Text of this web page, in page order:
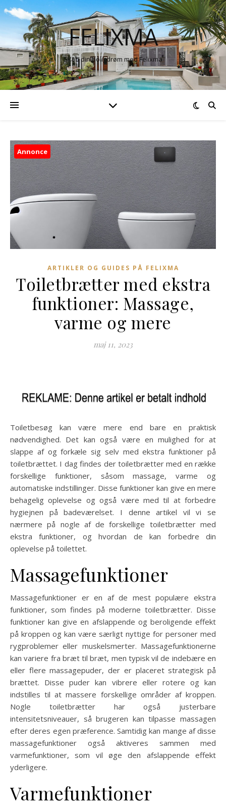
FELIXMA
Skab din boligdrøm med Felixma
Annonce
ARTIKLER OG GUIDES PÅ FELIXMA
Toiletbrætter med ekstra
funktioner: Massage,
varme og mere
maj 11, 2023
Toiletbesøg kan være mere end bare en praktisk
nødvendighed. Det kan også være en mulighed for at
slappe af og forkæle sig selv med ekstra funktioner på
toiletbrættet. I dag findes der toiletbrætter med en række
forskellige funktioner, såsom massage, varme og
automatiske indstillinger. Disse funktioner kan give en mere
behagelig oplevelse og også være med til at forbedre
hygiejnen på badeværelset. I denne artikel vil vi se
nærmere på nogle af de forskellige toiletbrætter med
ekstra funktioner, og hvordan de kan forbedre din
oplevelse på toilettet.
Massagefunktioner
Massagefunktioner er en af de mest populære ekstra
funktioner, som findes på moderne toiletbrætter. Disse
funktioner kan give en afslappende og beroligende effekt
på kroppen og kan være særligt nyttige for personer med
rygproblemer eller muskelsmerter. Massagefunktionerne
kan variere fra bræt til bræt, men typisk vil de indebære en
eller flere massagepuder, der er placeret strategisk på
brættet. Disse puder kan vibrere eller rotere og kan
indstilles til at massere forskellige områder af kroppen.
Nogle toiletbrætter har også justerbare
intensitetsniveauer, så brugeren kan tilpasse massagen
efter deres egen præference. Samtidig kan mange af disse
massagefunktioner også aktiveres sammen med
varmefunktioner, som vil øge den afslappende effekt
yderligere.
Varmefunktioner